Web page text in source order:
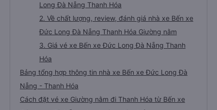
Long Đà Nẵng Thanh Hóa
2. Về chất lượng, review, đánh giá nhà xe Bến xe
Đức Long Đà Nẵng Thanh Hóa Giường nằm
3. Giá vé xe Bến xe Đức Long Đà Nẵng Thanh
Hóa
Bảng tổng hợp thông tin nhà xe Bến xe Đức Long Đà
Nẵng - Thanh Hóa
Cách đặt vé xe Giường nằm đi Thanh Hóa từ Bến xe